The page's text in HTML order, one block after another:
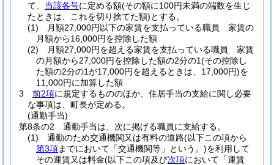
て、 当該各号に定める額(その額に100円未満の端数を生じ
たときは、これを切り捨てた額)とする。
(1)
月額27,000円以下の家賃を支払っている職員 家賃の
月額から16,000円を控除した額
(2)
月額27,000円を超える家賃を支払っている職員 家賃
の月額から27,000円を控除した額の2分の1(その控除し
た額の2分の1が17,000円を超えるときは、17,000円)を
11,000円に加算した額
3
前2項に規定するもののほか、住居手当の支給に関し必要
な事項は、町長が定める。
(通勤手当)
第8条の2
通勤手当は、次に掲げる職員に支給する。
(1)
通勤のため交通機関又は有料の道路(以下この項から
第3項までにおいて「交通機関等」という。)を利用して
その運賃又は料金(以下この項及び次項において「運賃